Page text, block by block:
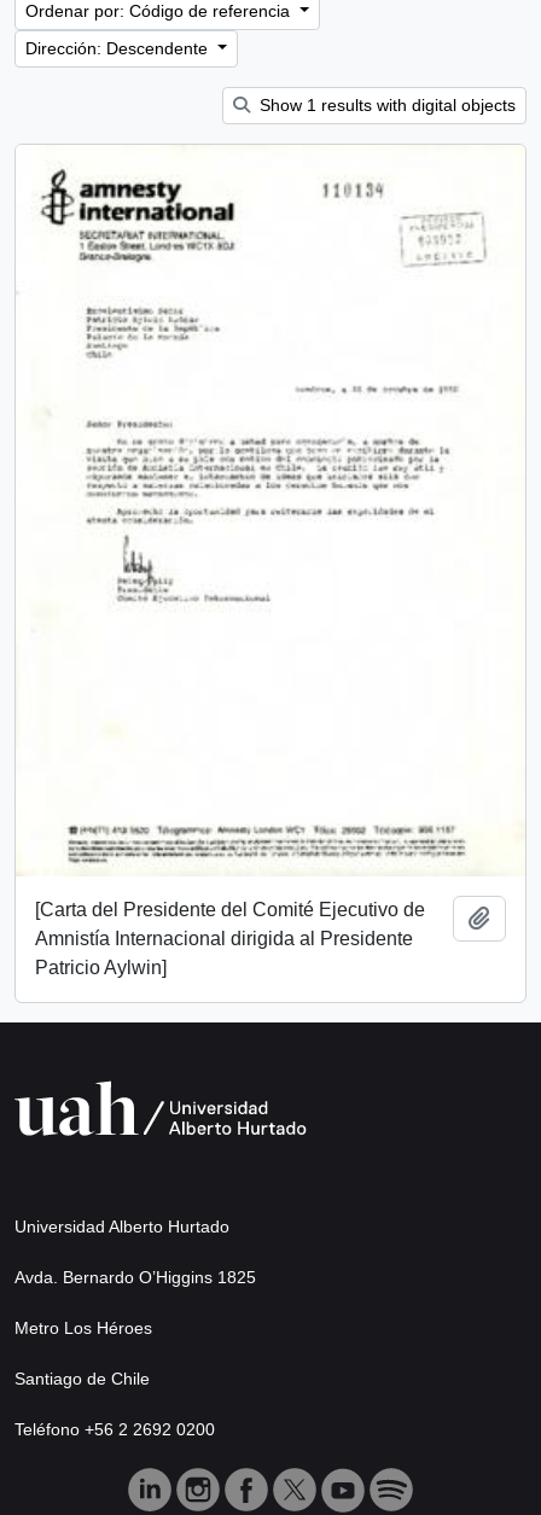
Ordenar por: Código de referencia
Dirección: Descendente
Show 1 results with digital objects
[Carta del Presidente del Comité Ejecutivo de
Amnistía Internacional dirigida al Presidente
Patricio Aylwin]
Universidad Alberto Hurtado
Avda. Bernardo O’Higgins 1825
Metro Los Héroes
Santiago de Chile
Teléfono +56 2 2692 0200